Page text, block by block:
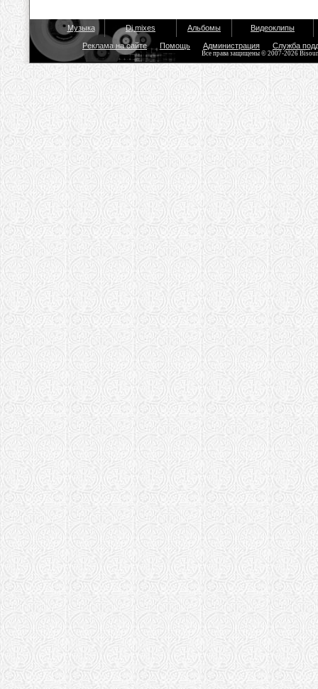
Музыка Dj mixes Альбомы Видеоклипы
Реклама на сайте Помощь Администрация Служба
Все права защищены © 2007-2026